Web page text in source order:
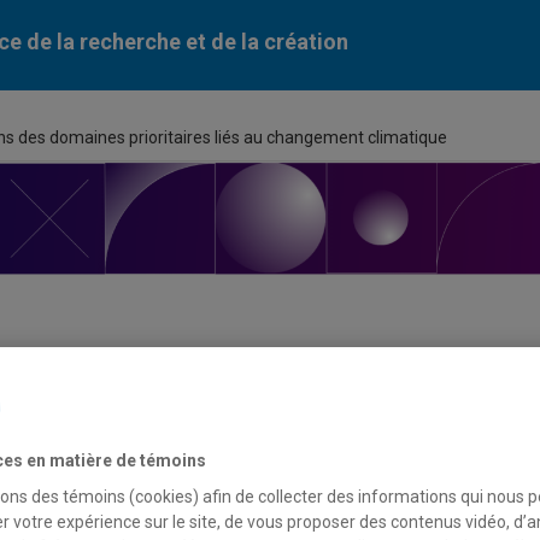
de la recherche et de la création
des domaines prioritaires liés au changement climatique
de financement
programme
catalyseur : Recherche communautaire dans des
en matière de témoins
des témoins (cookies) afin de collecter des informations qui nous
votre expérience sur le site, de vous proposer des contenus vidéo,